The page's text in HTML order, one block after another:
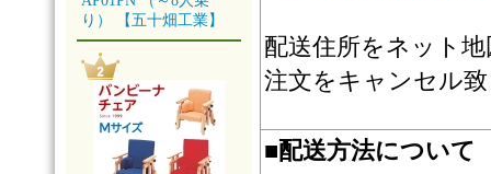
り） 【五十畑工業】
配送住所をネット
注文をキャンセル
■配送方法について